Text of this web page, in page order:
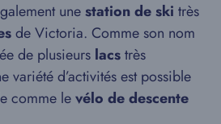
unestation de ski très
de Victoria. Comme son nom
de plusieurs lacstrès
variété d’activités est possible
comme levélo de descente